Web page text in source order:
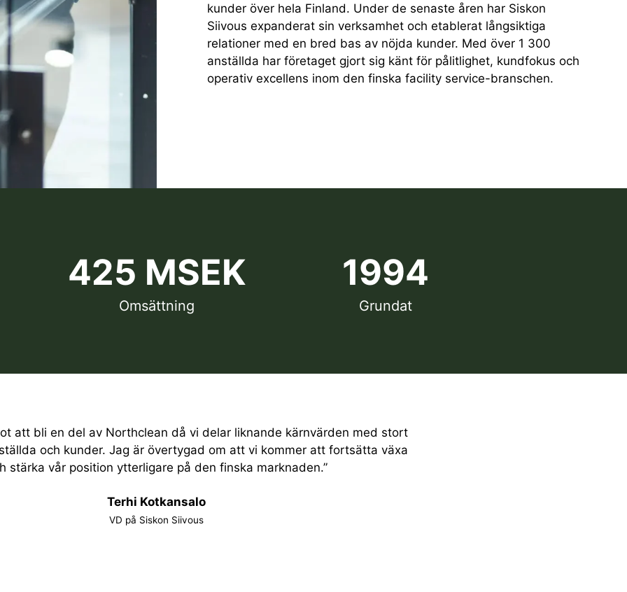
kunder över hela Finland. Under de senaste åren har Siskon
Siivous expanderat sin verksamhet och etablerat långsiktiga
relationer med en bred bas av nöjda kunder. Med över 1 300
anställda har företaget gjort sig känt för pålitlighet, kundfokus och
operativ excellens inom den finska facility service-branschen.
425 MSEK
Omsättning
1994
Grundat
att bli en del av Northclean då vi delar liknande kärnvärden med stort
och kunder. Jag är övertygad om att vi kommer att fortsätta växa
stärka vår position ytterligare på den finska marknaden.”
Terhi Kotkansalo
VD på Siskon Siivous